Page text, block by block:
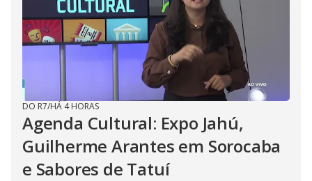
DO R7/HÁ 4 HORAS
Agenda Cultural: Expo Jahú,
Guilherme Arantes em Sorocaba
e Sabores de Tatuí